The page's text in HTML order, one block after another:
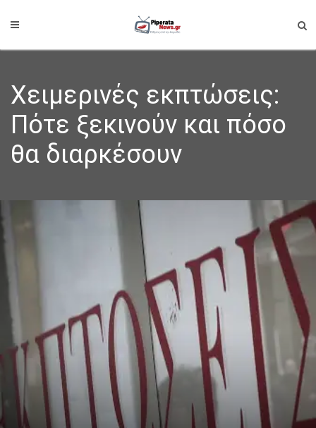
Χειμερινές εκπτώσεις:
Πότε ξεκινούν και πόσο
θα διαρκέσουν